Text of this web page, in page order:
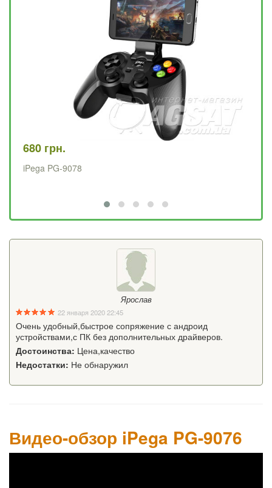
680 грн.
iPega PG-9078
Ярослав
22 января 2020 22:45
Очень удобный,быстрое сопряжение с андроид
устройствами,с ПК без дополнительных драйверов.
Достоинства: Цена,качество
Недостатки: Не обнаружил
Видео-обзор iPega PG-9076